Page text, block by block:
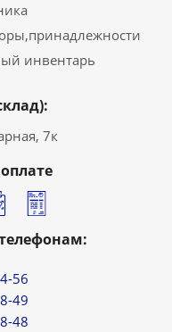
инвентарь
7к
56
49
48